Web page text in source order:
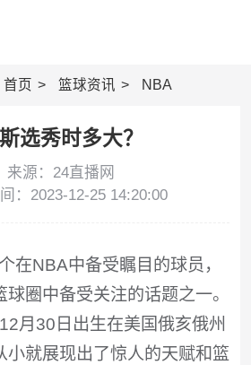
首页 篮球资讯 NBA
选秀时多大？
来源：24直播网
：2023-12-25 14:20:00
NBA中备受瞩目的球员，
圈中备受关注的话题之一。
月30日出生在美国俄亥俄州
小就展现出了惊人的天赋和篮